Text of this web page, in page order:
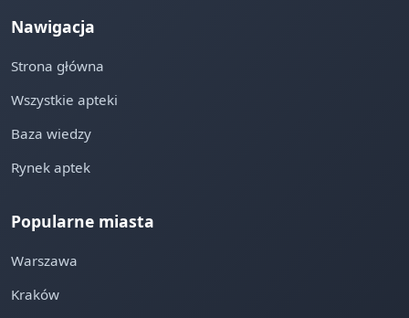
Nawigacja
Strona główna
Wszystkie apteki
Baza wiedzy
Rynek aptek
Popularne miasta
Warszawa
Kraków